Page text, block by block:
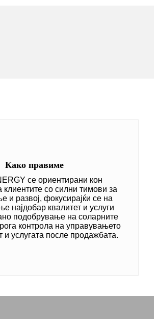
Како правиме
се ориентирани кон
клиентите со силни тимови за
и развој, фокусирајќи се на
најдобар квалитет и услуги
подобрување на соларните
контрола на управувањето
и услугата после продажбата.